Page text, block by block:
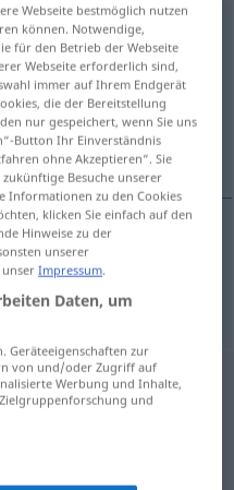
)
anklicken/antippen)
verständigen
,verständigen
Webseite bestmöglich nutzen
können. Notwendige,
für den Betrieb der Webseite
Webseite erforderlich sind,
immer auf Ihrem Endgerät
die der Bereitstellung
nur gespeichert, wenn Sie uns
Button Ihr Einverständnis
ohne Akzeptieren“. Sie
Besuche unserer
Informationen zu den Cookies
klicken Sie einfach auf den
Hinweise zu der
unserer
unserImpressum.
Daten, um
Geräteeigenschaften zur
von und/oder Zugriff auf
Werbung und Inhalte,
und